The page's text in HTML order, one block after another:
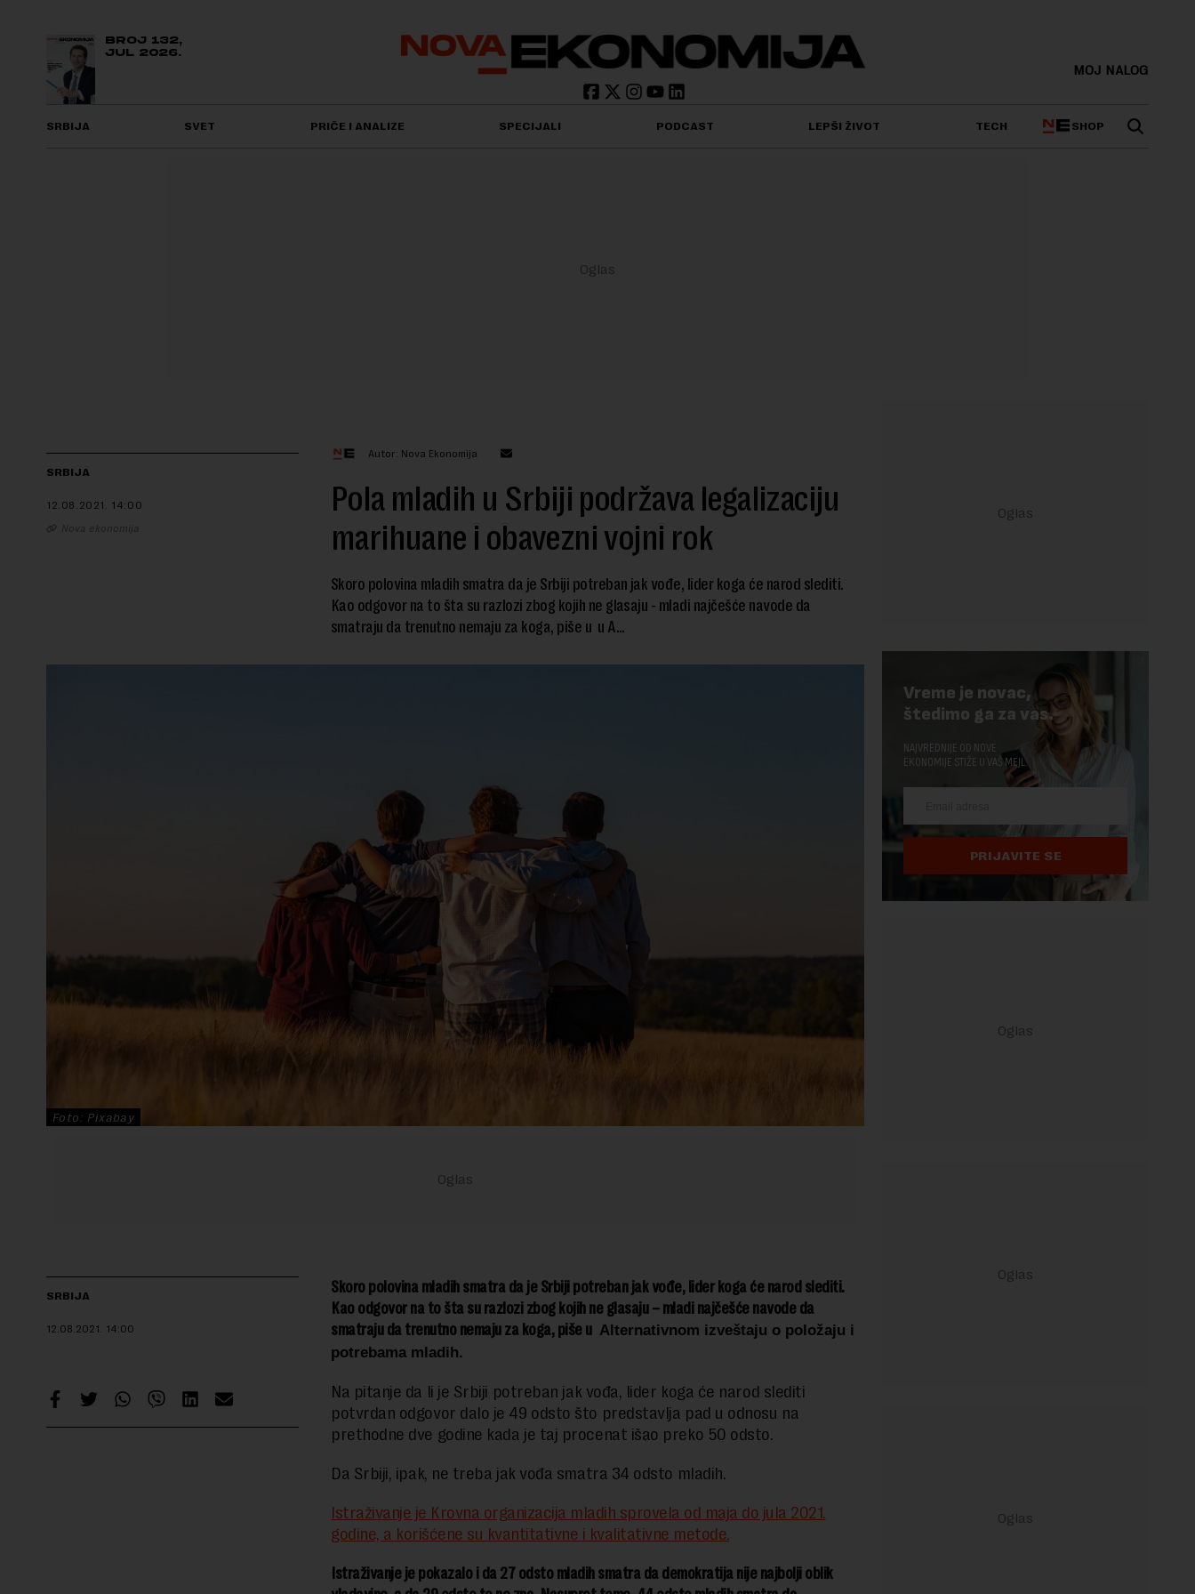
BROJ 132,
JUL 2026.
MOJ NALOG
SRBIJA SVET PRIČE I ANALIZE SPECIJALI PODCAST LEPŠI ŽIVOT TECH SHOP
SRBIJA
12.08.2021. 14:00
Nova ekonomija
Autor: Nova Ekonomija
Pola mladih u Srbiji podržava legalizaciju
marihuane i obavezni vojni rok
Skoro polovina mladih smatra da je Srbiji potreban jak vođe, lider koga će narod slediti.
Kao odgovor na to šta su razlozi zbog kojih ne glasaju - mladi najčešće navode da
smatraju da trenutno nemaju za koga, piše u u A...
Foto: Pixabay
SRBIJA
12.08.2021. 14:00
Skoro polovina mladih smatra da je Srbiji potreban jak vođe, lider koga će narod slediti.
Kao odgovor na to šta su razlozi zbog kojih ne glasaju – mladi najčešće navode da
smatraju da trenutno nemaju za koga, piše u Alternativnom izveštaju o položaju i
potrebama mladih.
Na pitanje da li je Srbiji potreban jak vođa, lider koga će narod slediti
potvrdan odgovor dalo je 49 odsto što predstavlja pad u odnosu na
prethodne dve godine kada je taj procenat išao preko 50 odsto.
Da Srbiji, ipak, ne treba jak vođa smatra 34 odsto mladih.
Istraživanje je Krovna organizacija mladih sprovela od maja do jula 2021.
godine, a korišćene su kvantitativne i kvalitativne metode.
Istraživanje je pokazalo i da 27 odsto mladih smatra da demokratija nije najbolji oblik
Vreme je novac,
štedimo ga za vas.
NAJVREDNIJE OD NOVE
EKONOMIJE STIŽE U VAŠ MEJL.
PRIJAVITE SE